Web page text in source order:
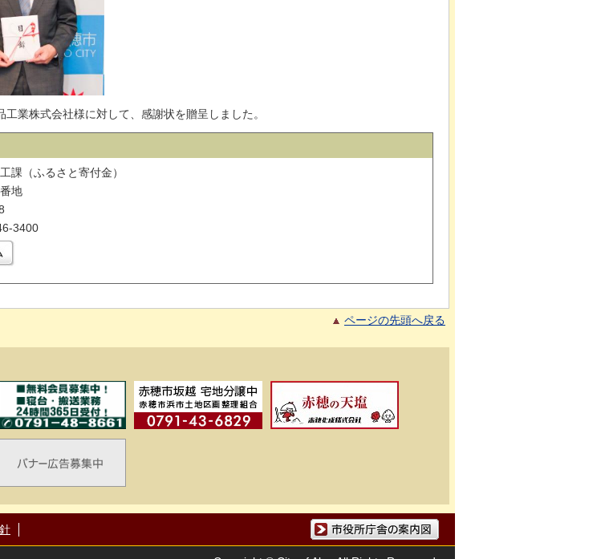
業株式会社様に対して、感謝状を贈呈しました。
課（ふるさと寄付金）
地
3400
ページの先頭へ戻る
市役所庁舎の案内図